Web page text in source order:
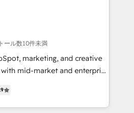
API Integration project... ⬅️
⬅️ to access 150+ Kickstart
put HubSpot in the center
Shopify or
or Paypal 💰 Sage or
Microsoft ✍️ DocuSign or
Integrations"
data across... 🔄 any
ール数10件未満
marketing, and creative
mid-market and enterprise
and teams that turn
engine. Named